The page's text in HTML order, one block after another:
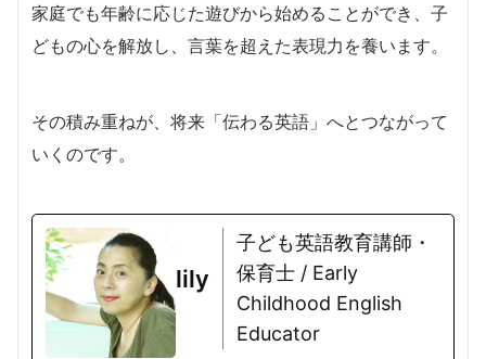
家庭でも年齢に応じた遊びから始めることができ、子
どもの心を解放し、言葉を超えた表現力を養います。
その積み重ねが、将来「伝わる英語」へとつながって
いくのです。
lily
子ども英語教育講師・
保育士 / Early
Childhood English
Educator